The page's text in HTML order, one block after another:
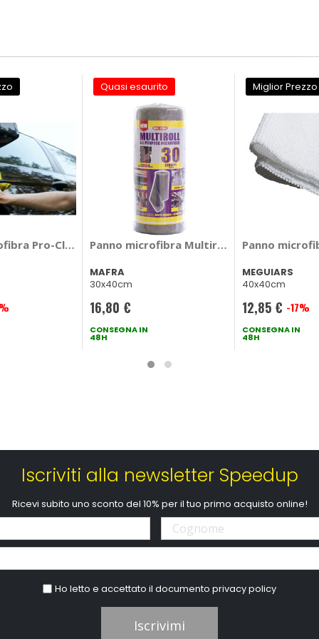
Panno microfibra Meguiars Ultra Plush Water Magnet - MEGUIARS
Pro-Clean - LAMPA
Quasi esaurito
Panno microfibra Multiroll - MAFRA
MAFRA
30x40cm
16,80 €
CONSEGNA IN
48H
Miglior Prezzo
Panno
MEGUIARS
40x40cm
Prezzo
speciale
12,85 € -17%
CONSEGNA IN
48H
Iscriviti alla newsletter Speedup
Ricevi subito uno sconto del 10% per il tuo primo acquisto online!
Ho letto e accettato il documentoprivacy policy
Iscrivimi